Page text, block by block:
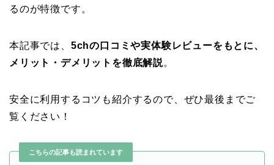
るのが特徴です。
本記事では、 5chの口コミや実体験レビューをもとに、
メリット・デメリットを徹底解説。
安全に利用するコツも紹介するので、ぜひ最後までご
覧ください！
こちらの記事も読まれています